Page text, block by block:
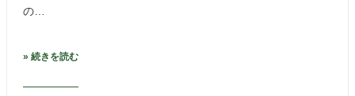
の…
» 続きを読む